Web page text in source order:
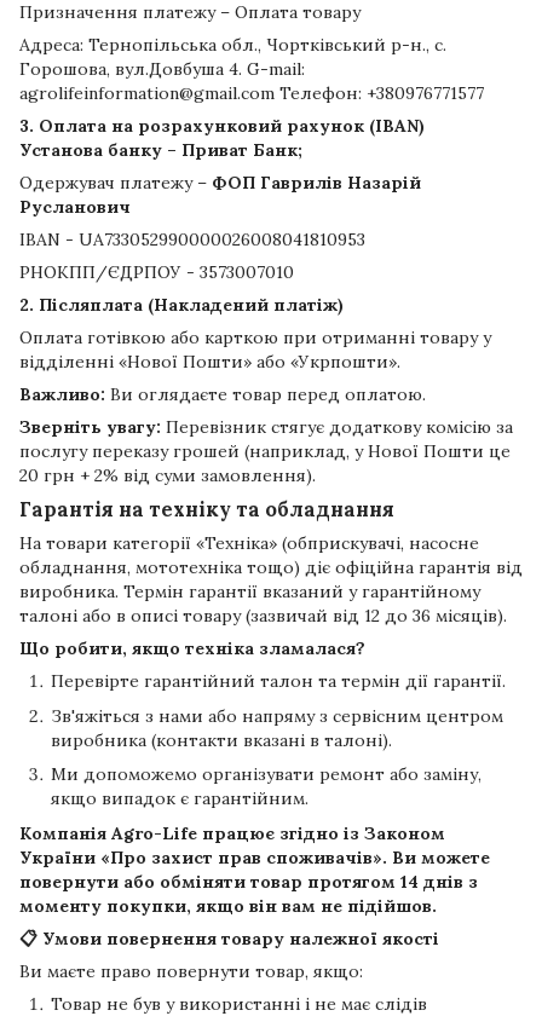
Призначення платежу – Оплата товару
Адреса: Тернопільська обл., Чортківський р-н., с.
Горошова, вул.Довбуша 4. G-mail:
agrolifeinformation@gmail.com Телефон: +380976771577
3. Оплата на розрахунковий рахунок (IBAN)
Установа банку – Приват Банк;
Одержувач платежу – ФОП Гаврилів Назарій
Русланович
IBAN - UA733052990000026008041810953
РНОКПП/ЄДРПОУ - 3573007010
2. Післяплата (Накладений платіж)
Оплата готівкою або карткою при отриманні товару у
відділенні «Нової Пошти» або «Укрпошти».
Важливо: Ви оглядаєте товар перед оплатою.
Зверніть увагу: Перевізник стягує додаткову комісію за
послугу переказу грошей (наприклад, у Нової Пошти це
20 грн + 2% від суми замовлення).
Гарантія на техніку та обладнання
На товари категорії «Техніка» (обприскувачі, насосне
обладнання, мототехніка тощо) діє офіційна гарантія від
виробника. Термін гарантії вказаний у гарантійному
талоні або в описі товару (зазвичай від 12 до 36 місяців).
Що робити, якщо техніка зламалася?
Перевірте гарантійний талон та термін дії гарантії.
Зв'яжіться з нами або напряму з сервісним центром
виробника (контакти вказані в талоні).
Ми допоможемо організувати ремонт або заміну,
якщо випадок є гарантійним.
Компанія Agro-Life працює згідно із Законом
України «Про захист прав споживачів». Ви можете
повернути або обміняти товар протягом 14 днів з
моменту покупки, якщо він вам не підійшов.
📋 Умови повернення товару належної якості
Ви маєте право повернути товар, якщо:
Товар не був у використанні і не має слідів